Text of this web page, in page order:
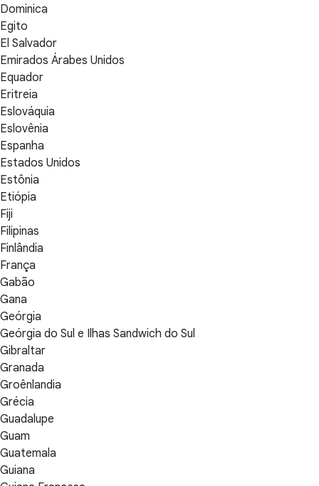
Dominica
Egito
El Salvador
Emirados Árabes Unidos
Equador
Eritreia
Eslováquia
Eslovênia
Espanha
Estados Unidos
Estônia
Etiópia
Fiji
Filipinas
Finlândia
França
Gabão
Gana
Geórgia
Geórgia do Sul e Ilhas Sandwich do Sul
Gibraltar
Granada
Groênlandia
Grécia
Guadalupe
Guam
Guatemala
Guiana